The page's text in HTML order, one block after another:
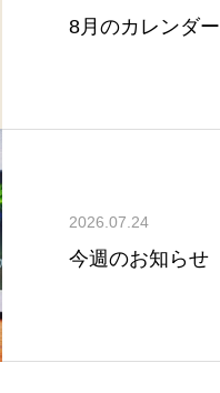
8月のカレンダー
2026.07.24
今週のお知らせ